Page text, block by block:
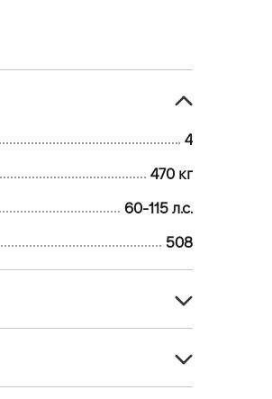
4
470 кг
60-115 л.с.
508